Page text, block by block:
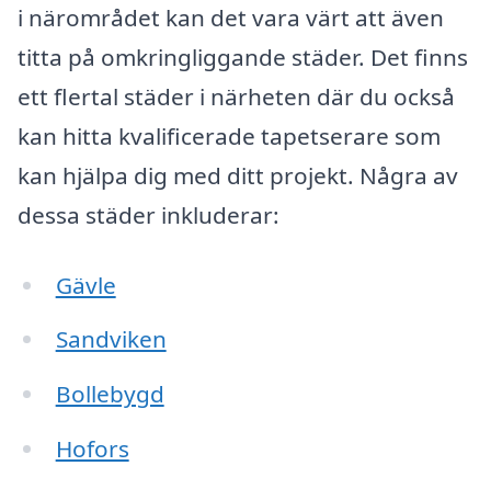
i närområdet kan det vara värt att även
titta på omkringliggande städer. Det finns
ett flertal städer i närheten där du också
kan hitta kvalificerade tapetserare som
kan hjälpa dig med ditt projekt. Några av
dessa städer inkluderar:
Gävle
Sandviken
Bollebygd
Hofors